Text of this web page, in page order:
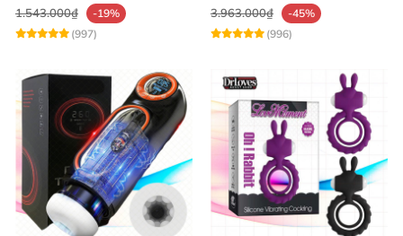
1.543.000₫
-19%
(997)
3.963.000₫
-45%
(996)